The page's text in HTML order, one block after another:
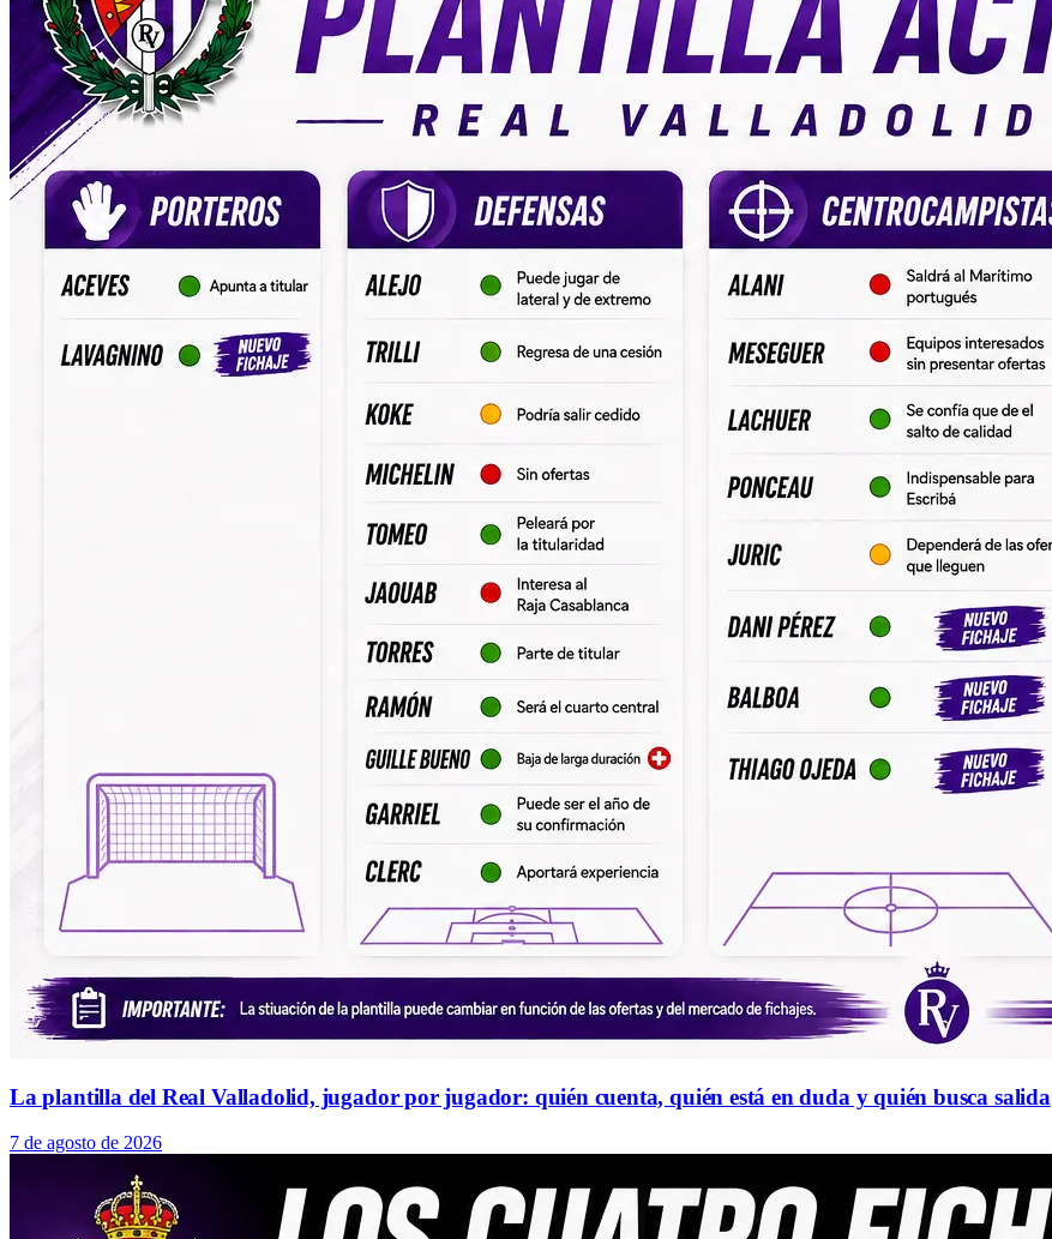
La plantilla del Real Valladolid, jugador por jugador: quién cuenta, quién está en duda y quién busca salida
7 de agosto de 2026